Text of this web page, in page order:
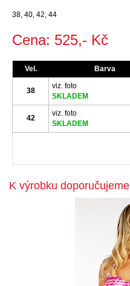
38, 40, 42, 44
Cena: 525,- Kč
Vel. Barva
38
viz. foto
SKLADEM
42
viz. foto
SKLADEM
K výrobku doporučujeme